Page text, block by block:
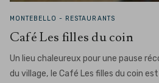
MONTEBELLO - RESTAURANTS
Café Les filles du coin
Un lieu chaleureux pour une pause
du village, le Café Les filles du coin